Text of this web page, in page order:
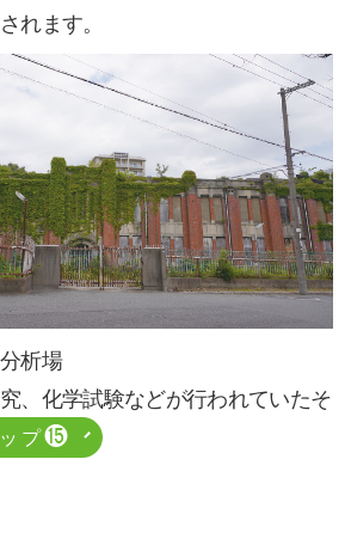
れます。
析場
、化学試験などが行われていたそ
プ⓯